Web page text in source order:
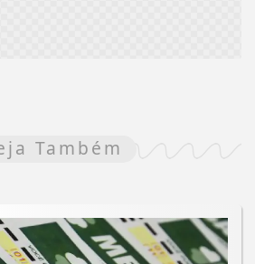
Também